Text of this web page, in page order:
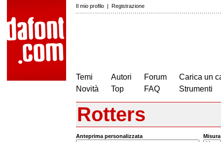
Il mio profilo | Registrazione
Temi
Novità
Autori
Top
Forum
FAQ
Carica un
Strumenti
Rotters
Anteprima personalizzata Misura